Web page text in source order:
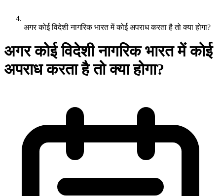
अगर कोई विदेशी नागरिक भारत में कोई अपराध करता है तो क्या होगा?
अगर कोई विदेशी नागरिक भारत में कोई
अपराध करता है तो क्या होगा?